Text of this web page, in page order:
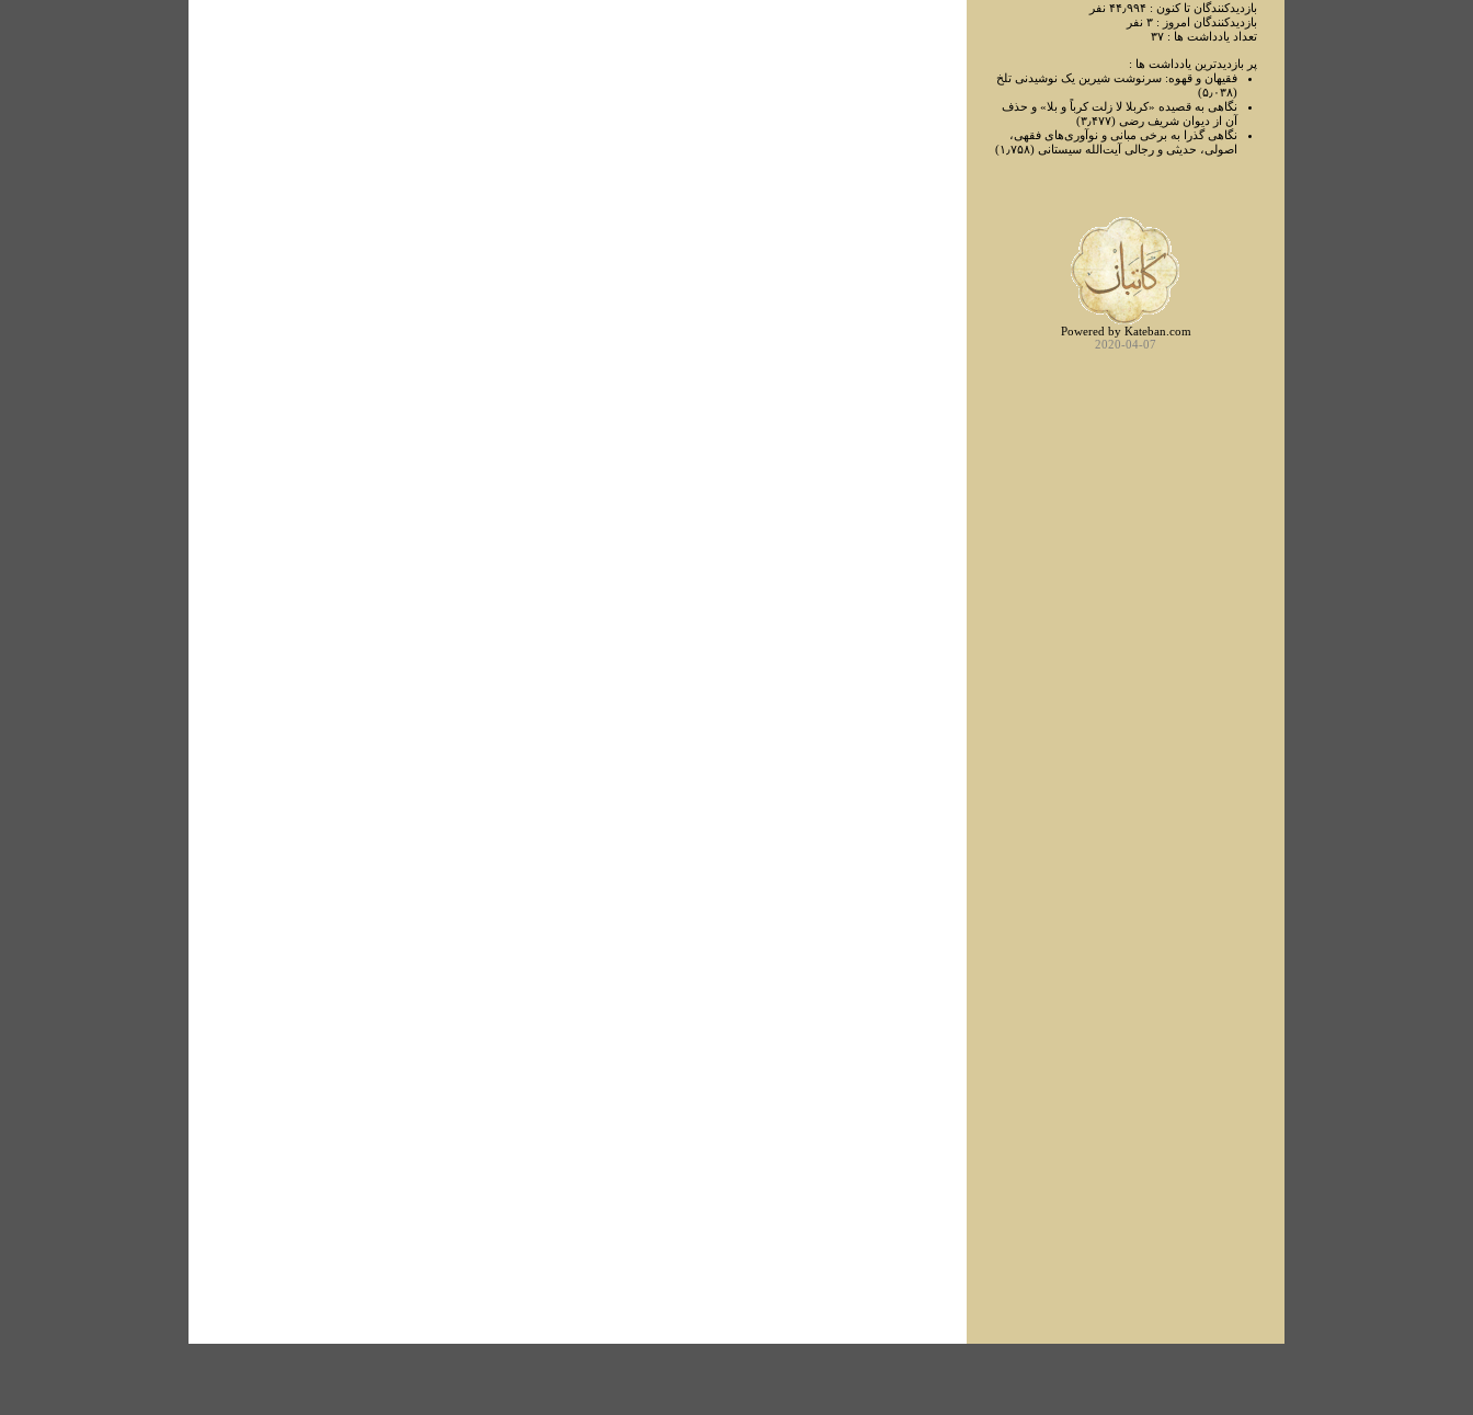
بازدیدکنندگان تا کنون : ۴۴٫۹۹۴ نفر
بازدیدکنندگان امروز : ۳ نفر
تعداد یادداشت ها : ۳۷
پر بازدیدترین یادداشت ها :
فقیهان و قهوه: سرنوشت شیرین یک نوشیدنی تلخ
(۵٫۰۳۸)
نگاهی به قصیده «کربلا لا زلت کرباً و بلا» و حذف
آن از دیوان شریف رضی (۳٫۴۷۷)
نگاهی گذرا به برخی مبانی و نوآوری‌های فقهی،
اصولی، حدیثی و رجالی آیت‌الله سیستانی (۱٫۷۵۸)
Powered by Kateban.com
2020-04-07